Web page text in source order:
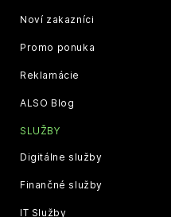
Noví zakazníci
Promo ponuka
Reklamácie
ALSO Blog
SLUŽBY
Digitálne služby
Finančné služby
IT Služby